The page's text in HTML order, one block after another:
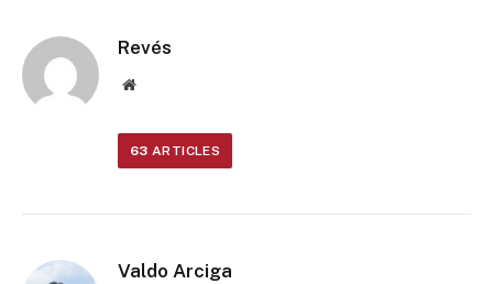
Revés
Website
63 ARTICLES
Valdo Arciga